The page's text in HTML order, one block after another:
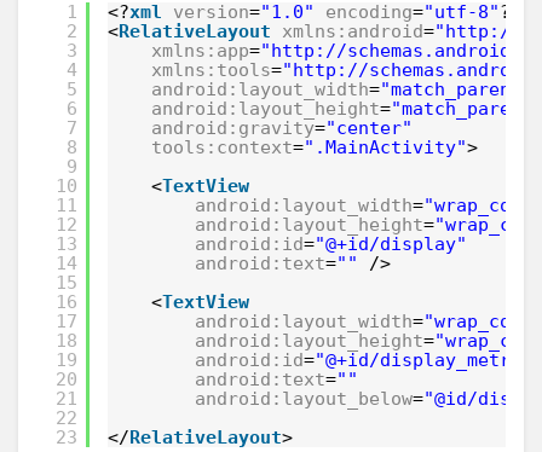
1
2
3
4
5
6
7
8
9
10
11
12
13
14
15
16
17
18
19
20
21
22
23
<?xml version="1.0" encoding="utf-8"?>
<RelativeLayout xmlns:android="http://
xmlns:app="http://
xmlns:tools="http://
android:layout_width="match_parent"
android:layout_height="match_parent"
android:gravity="center"
tools:context=".MainActivity">
<TextView
android:layout_width=
android:layout_height=
android:id="@+id/display"
android:text=""
/>
<TextView
android:layout_width=
android:layout_height=
android:id="@+id/
android:text=""
android:layout_below="@id/
</RelativeLayout>